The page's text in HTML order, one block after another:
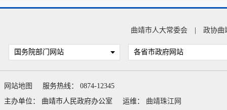
曲靖市人大常委会 政协曲
国务院部门网站 各省市政府网站
网站地图
服务热线： 0874-12345
主办单位： 曲靖市人民政府办公室
运维： 曲靖珠江网